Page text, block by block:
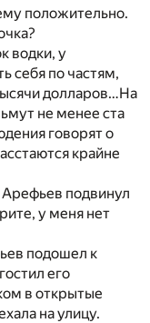
положительно.
водки, у
себя по частям,
долларов…На
не менее ста
говорят о
крайне
подвинул
у меня нет
подошел к
его
в открытые
на улицу.